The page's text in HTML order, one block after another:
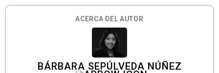
ACERCA DEL AUTOR
BÁRBARA SEPÚLVEDA NÚÑEZ